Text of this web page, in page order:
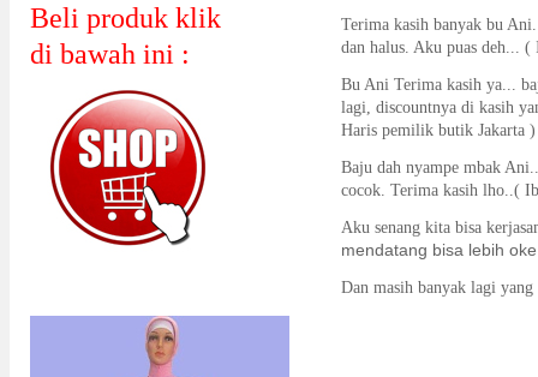
Beli produk klik
di bawah ini :
Terima kasih banyak bu
dan halus. Aku puas deh...
Bu Ani Terima kasih ya...
lagi, discountnya di kasih
Haris pemilik butik Jakarta )
Baju dah nyampe mbak
cocok. Terima kasih lho..(
Aku senang kita bisa
mendatang bisa lebih
Dan masih banyak lagi